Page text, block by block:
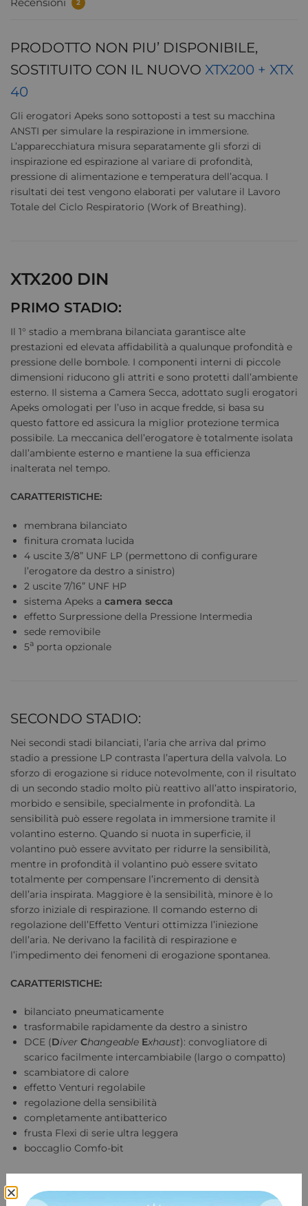
Recensioni 2
PRODOTTO NON PIU’ DISPONIBILE,
SOSTITUITO CON IL NUOVO XTX200 + XTX
40
Gli erogatori Apeks sono sottoposti a test su macchina
ANSTI per simulare la respirazione in immersione.
L’apparecchiatura misura separatamente gli sforzi di
inspirazione ed espirazione al variare di profondità,
pressione di alimentazione e temperatura dell’acqua. I
risultati dei test vengono elaborati per valutare il Lavoro
Totale del Ciclo Respiratorio (Work of Breathing).
XTX200 DIN
PRIMO STADIO:
Il 1° stadio a membrana bilanciata garantisce alte
prestazioni ed elevata affidabilità a qualunque profondità e
pressione delle bombole. I componenti interni di piccole
dimensioni riducono gli attriti e sono protetti dall’ambiente
esterno. Il sistema a Camera Secca, adottato sugli erogatori
Apeks omologati per l’uso in acque fredde, si basa su
questo fattore ed assicura la miglior protezione termica
possibile. La meccanica dell’erogatore è totalmente isolata
dall’ambiente esterno e mantiene la sua efficienza
inalterata nel tempo.
CARATTERISTICHE:
membrana bilanciato
finitura cromata lucida
4 uscite 3/8” UNF LP (permettono di configurare
l’erogatore da destro a sinistro)
2 uscite 7/16” UNF HP
sistema Apeks a camera secca
effetto Surpressione della Pressione Intermedia
sede removibile
5a porta opzionale
SECONDO STADIO:
Nei secondi stadi bilanciati, l’aria che arriva dal primo
stadio a pressione LP contrasta l’apertura della valvola. Lo
sforzo di erogazione si riduce notevolmente, con il risultato
di un secondo stadio molto più reattivo all’atto inspiratorio,
morbido e sensibile, specialmente in profondità. La
sensibilità può essere regolata in immersione tramite il
volantino esterno. Quando si nuota in superficie, il
volantino può essere avvitato per ridurre la sensibilità,
mentre in profondità il volantino può essere svitato
totalmente per compensare l’incremento di densità
dell’aria inspirata. Maggiore è la sensibilità, minore è lo
sforzo iniziale di respirazione. Il comando esterno di
regolazione dell’Effetto Venturi ottimizza l’iniezione
dell’aria. Ne derivano la facilità di respirazione e
l’impedimento dei fenomeni di erogazione spontanea.
CARATTERISTICHE:
bilanciato pneumaticamente
trasformabile rapidamente da destro a sinistro
DCE (Diver Changeable Exhaust): convogliatore di
scarico facilmente intercambiabile (largo o compatto)
scambiatore di calore
effetto Venturi regolabile
regolazione della sensibilità
completamente antibatterico
frusta Flexi di serie ultra leggera
boccaglio Comfo-bit